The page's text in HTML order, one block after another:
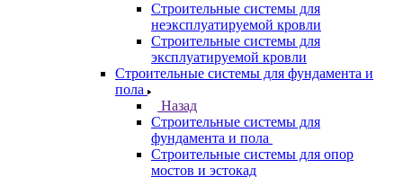
Строительные системы для
неэксплуатируемой кровли
Строительные системы для
эксплуатируемой кровли
Строительные системы для фундамента и
пола
Назад
Строительные системы для
фундамента и пола
Строительные системы для опор
мостов и эстокад